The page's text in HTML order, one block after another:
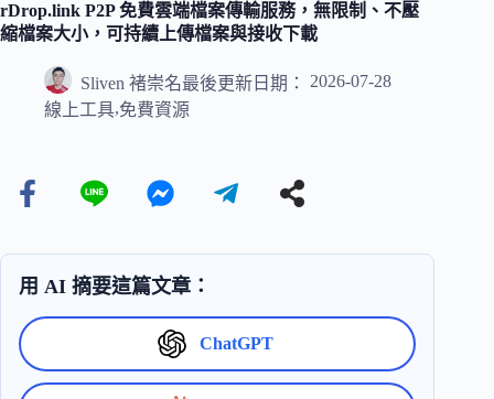
rDrop.link P2P 免費雲端檔案傳輸服務，無限制、不壓
縮檔案大小，可持續上傳檔案與接收下載
Sliven 褚崇名最後更新日期：
2026-07-28
線上工具,免費資源
用 AI 摘要這篇文章：
ChatGPT